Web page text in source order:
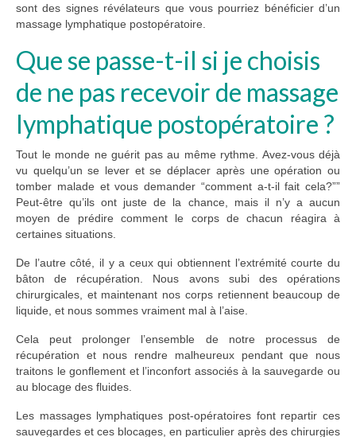
sont des signes révélateurs que vous pourriez bénéficier d’un
massage lymphatique postopératoire.
Que se passe-t-il si je choisis
de ne pas recevoir de massage
lymphatique postopératoire ?
Tout le monde ne guérit pas au même rythme. Avez-vous déjà
vu quelqu’un se lever et se déplacer après une opération ou
tomber malade et vous demander “comment a-t-il fait cela?””
Peut-être qu’ils ont juste de la chance, mais il n’y a aucun
moyen de prédire comment le corps de chacun réagira à
certaines situations.
De l’autre côté, il y a ceux qui obtiennent l’extrémité courte du
bâton de récupération. Nous avons subi des opérations
chirurgicales, et maintenant nos corps retiennent beaucoup de
liquide, et nous sommes vraiment mal à l’aise.
Cela peut prolonger l’ensemble de notre processus de
récupération et nous rendre malheureux pendant que nous
traitons le gonflement et l’inconfort associés à la sauvegarde ou
au blocage des fluides.
Les massages lymphatiques post-opératoires font repartir ces
sauvegardes et ces blocages, en particulier après des chirurgies